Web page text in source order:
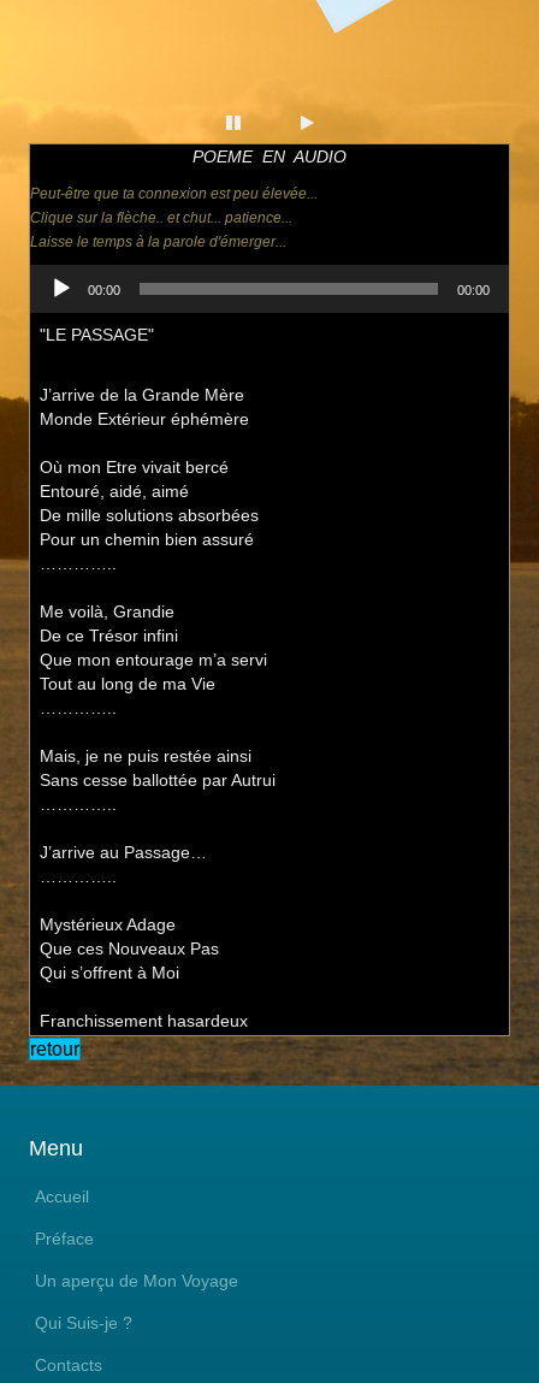
POEME EN AUDIO
Peut-être que ta connexion est peu élevée...
Clique sur la flèche.. et chut... patience...
Laisse le temps à la parole d'émerger...
Lecteur
audio
00:00 00:00
"LE PASSAGE"
J’arrive de la Grande Mère
Monde Extérieur éphémère
Où mon Etre vivait bercé
Entouré, aidé, aimé
De mille solutions absorbées
Pour un chemin bien assuré
Me voilà, Grandie
De ce Trésor infini
Que mon entourage m’a servi
Tout au long de ma Vie
Mais, je ne puis restée ainsi
Sans cesse ballottée par Autrui
J’arrive au Passage…
Mystérieux Adage
Que ces Nouveaux Pas
Qui s’offrent à Moi
Franchissement hasardeux
Perte de repères et d’arrimage
Eh……
Vibrante quelque part en Moi...
Quand Seule je ferai mes choix ?
Que Je SUIS ici-bas ?
retour
Menu
Accueil
Préface
Un aperçu de Mon Voyage
Qui Suis-je ?
Contacts